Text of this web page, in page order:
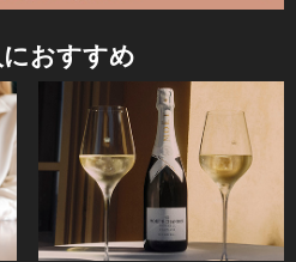
おすすめ